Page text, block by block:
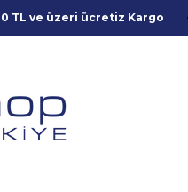
TL ve üzeri ücretiz Kargo